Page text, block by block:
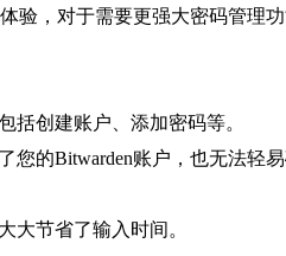
验，对于需要更强大密码管理
括创建账户、添加密码等。
的Bitwarden账户，也无法轻易
大节省了输入时间。